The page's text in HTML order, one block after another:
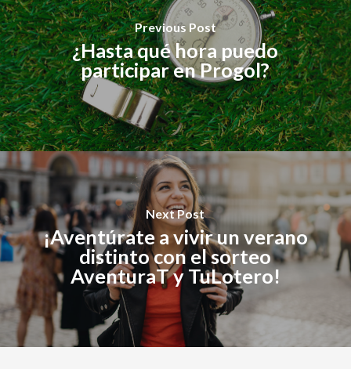
Previous Post
¿Hasta qué hora puedo
participar en Progol?
Next Post
¡Aventúrate a vivir un verano
distinto con el sorteo
AventuraT y TuLotero!